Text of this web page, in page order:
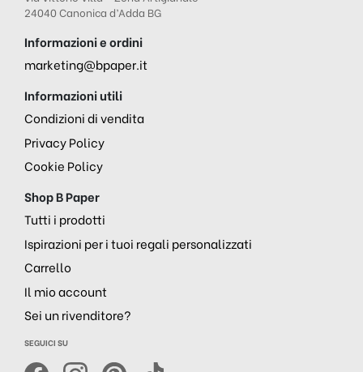
24040 Canonica d’Adda BG
Informazioni e ordini
marketing@bpaper.it
Informazioni utili
Condizioni di vendita
Privacy Policy
Cookie Policy
Shop B Paper
Tutti i prodotti
Ispirazioni per i tuoi regali personalizzati
Carrello
Il mio account
Sei un rivenditore?
SEGUICI SU